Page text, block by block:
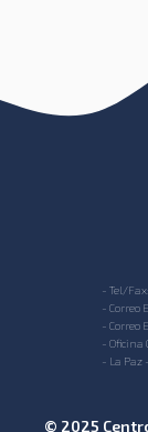
- Tel/
- Correo
- Correo
- Oficina
- La Paz
© 2025